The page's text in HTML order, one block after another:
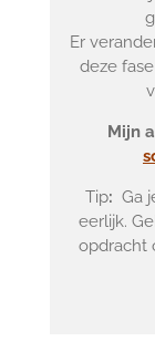
Er
deze
Mijn
Tip: Ga
eerlijk.
opdracht